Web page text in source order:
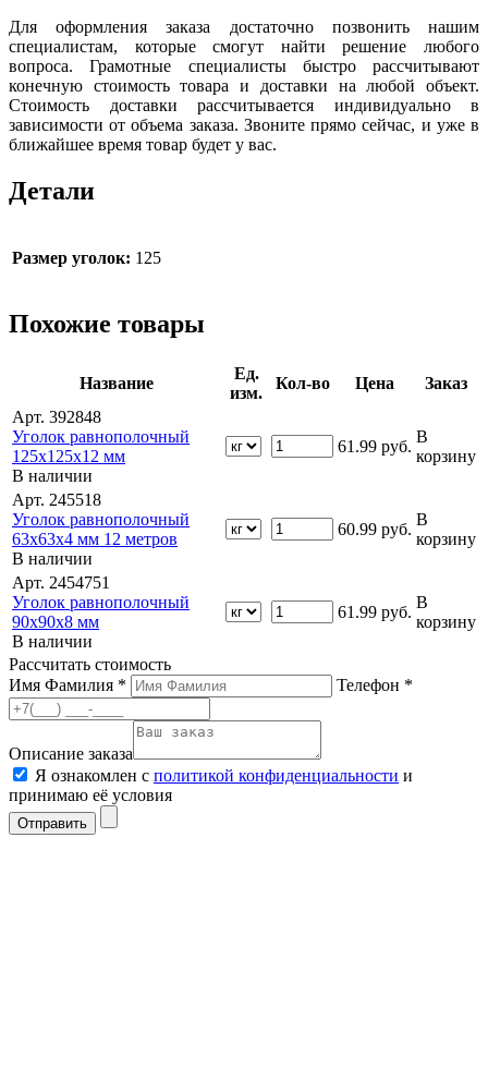
Для оформления заказа достаточно позвонить нашим
специалистам, которые смогут найти решение любого
вопроса. Грамотные специалисты быстро рассчитывают
конечную стоимость товара и доставки на любой объект.
Стоимость доставки рассчитывается индивидуально в
зависимости от объема заказа. Звоните прямо сейчас, и уже в
ближайшее время товар будет у вас.
Детали
Размер уголок: 125
Похожие товары
Название
Ед.
изм.
Кол-во Цена
Заказ
Арт. 392848
Уголок равнополочный
125х125х12 мм
В наличии
61.99 руб.
В
корзину
Арт. 245518
Уголок равнополочный
63х63х4 мм 12 метров
В наличии
60.99 руб.
В
корзину
Арт. 2454751
Уголок равнополочный
90х90х8 мм
В наличии
61.99 руб.
В
корзину
Рассчитать стоимость
Имя Фамилия *
Телефон *
Описание заказа
Я ознакомлен с политикой конфиденциальности и
принимаю её условия
Отправить